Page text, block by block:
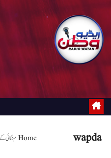
wapda
Homeمہنگائی کے